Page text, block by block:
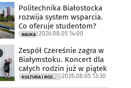
Politechnika Białostocka
rozwija system wsparcia.
Co oferuje studentom?
NAUKA 2026.08.05 14:00
Zespół Czereśnie zagra w
Białymstoku. Koncert dla
całych rodzin już w piątek
2026.08.05 13:30